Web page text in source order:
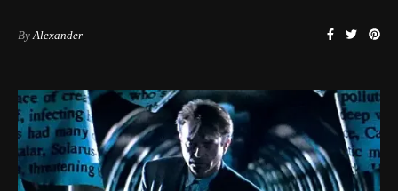
By Alexander